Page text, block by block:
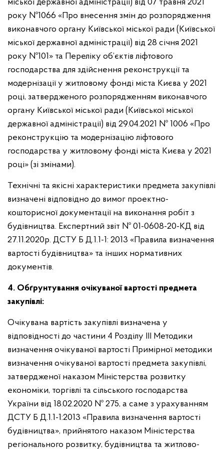
міської державної адміністрації) від 07 травня 2021
року №1066 «Про внесення змін до розпорядження
виконавчого органу Київської міської ради (Київської
міської державної адміністрації) від 28 січня 2021
року №101» та Переліку об’єктів ліфтового
господарства для здійснення реконструкції та
модернізації у житловому фонді міста Києва у 2021
році, затвердженого розпорядженням виконавчого
органу Київської міської ради (Київської міської
державної адміністрації) від 29.04.2021 № 1006 «Про
реконструкцію та модернізацію ліфтового
господарства у житловому фонді міста Києва у 2021
році» (зі змінами).
Технічні та якісні характеристики предмета закупівлі
визначені відповідно до вимог проектно-
кошторисної документації на виконання робіт з
будівництва. Експертний звіт № 01-0608-20-КД від
27.11.2020р. ДСТУ Б Д.1.1-1: 2013 «Правила визначення
вартості будівництва» та інших нормативних
документів.
4. Обґрунтування очікуваної вартості предмета
закупівлі:
Очікувана вартість закупівлі визначена у
відповідності до частини 4 Розділу ІІІ Методики
визначення очікуваної вартості Примірної методики
визначення очікуваної вартості предмета закупівлі,
затвердженої наказом Міністерства розвитку
економіки, торгівлі та сільського господарства
України від 18.02.2020 № 275, а саме з урахуванням
ДСТУ Б Д.1.1-1:2013 «Правила визначення вартості
будівництва», прийнятого наказом Міністерства
регіонального розвитку, будівництва та житлово-